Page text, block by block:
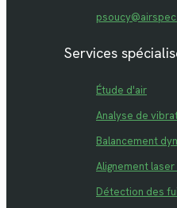
Services
Étude d'air
Analyse de
Balancement
Alignement
Détection des